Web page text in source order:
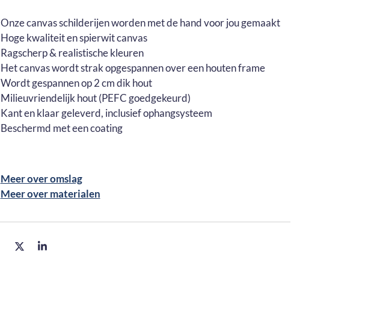
Onze canvas schilderijen worden met de hand voor jou gemaakt
Hoge kwaliteit en spierwit canvas
Ragscherp & realistische kleuren
Het canvas wordt strak opgespannen over een houten frame
Wordt gespannen op 2 cm dik hout
Milieuvriendelijk hout (PEFC goedgekeurd)
Kant en klaar geleverd, inclusief ophangsysteem
Beschermd met een coating
Meer over omslag
Meer over materialen
D
S